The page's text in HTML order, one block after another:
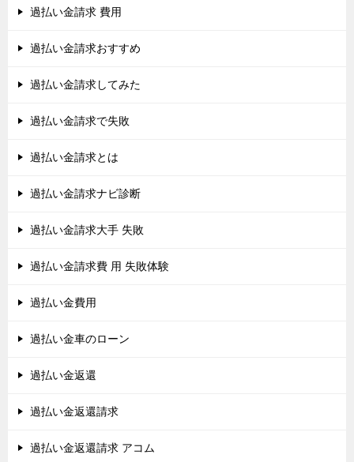
過払い金請求 費用
過払い金請求おすすめ
過払い金請求してみた
過払い金請求で失敗
過払い金請求とは
過払い金請求ナビ診断
過払い金請求大手 失敗
過払い金請求費 用 失敗体験
過払い金費用
過払い金車のローン
過払い金返還
過払い金返還請求
過払い金返還請求 アコム